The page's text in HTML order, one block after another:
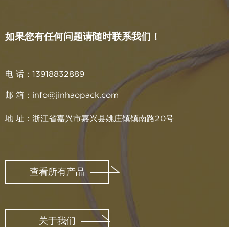
如果您有任何问题请随时联系我们！
电 话：13918832889
邮 箱：info@jinhaopack.com
地 址：浙江省嘉兴市嘉兴县姚庄镇镇南路20号
查看所有产品
关于我们